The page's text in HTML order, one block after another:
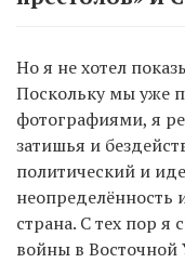
Но я не хотел
Поскольку мы уже
фотографиями, я
затишья и
политический и
неопределённость
страна. С тех пор
войны в Восточной